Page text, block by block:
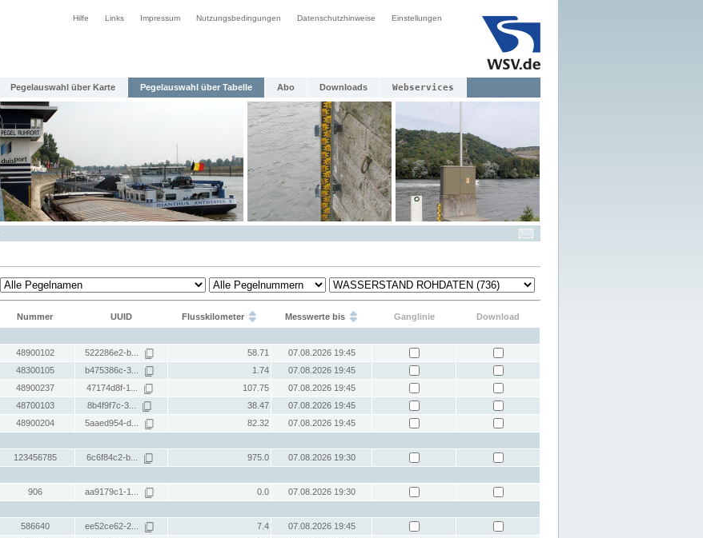
Hilfe Links Impressum Nutzungsbedingungen Datenschutzhinweise Einstellungen
Pegelauswahl über Karte Pegelauswahl über Tabelle Abo Downloads Webservices
Nummer UUID Flusskilometer Messwerte bis Ganglinie
Download
48900102 522286e2-b... 58.71
07.08.2026 19:45
48300105 b475386c-3... 1.74
07.08.2026 19:45
48900237 47174d8f-1... 107.75
07.08.2026 19:45
48700103 8b4f9f7c-3... 38.47
07.08.2026 19:45
48900204 5aaed954-d... 82.32
07.08.2026 19:45
123456785 6c6f84c2-b... 975.0
07.08.2026 19:30
906 aa9179c1-1... 0.0
07.08.2026 19:30
586640 ee52ce62-2... 7.4
07.08.2026 19:45